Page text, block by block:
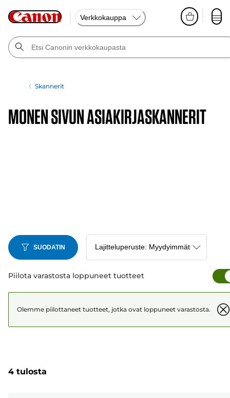
Verkkokauppa
Skannerit
Monen sivun asiakirjaskannerit
SUODATIN
Piilota varastosta loppuneet tuotteet
Olemme piilottaneet tuotteet, jotka ovat loppuneet varastosta.
4 tulosta